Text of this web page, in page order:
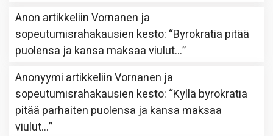
Anon artikkeliinVornanen ja
sopeutumisrahakausien kesto: “Byrokratia pitää
puolensa ja kansa maksaa viulut…”
Anonyymi artikkeliinVornanen ja
sopeutumisrahakausien kesto: “Kyllä byrokratia
pitää parhaiten puolensa ja kansa maksaa
viulut…”